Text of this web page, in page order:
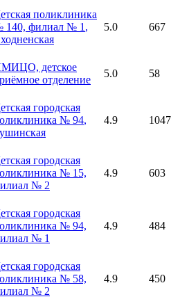
поликлиника
140, филиал № 1 ,
5.0 667
детское
отделение
5.0 58
городская
№ 94,
4.9 1047
городская
№ 15,
№ 2
4.9 603
городская
№ 94,
№ 1
4.9 484
городская
№ 58,
№ 2
4.9 450